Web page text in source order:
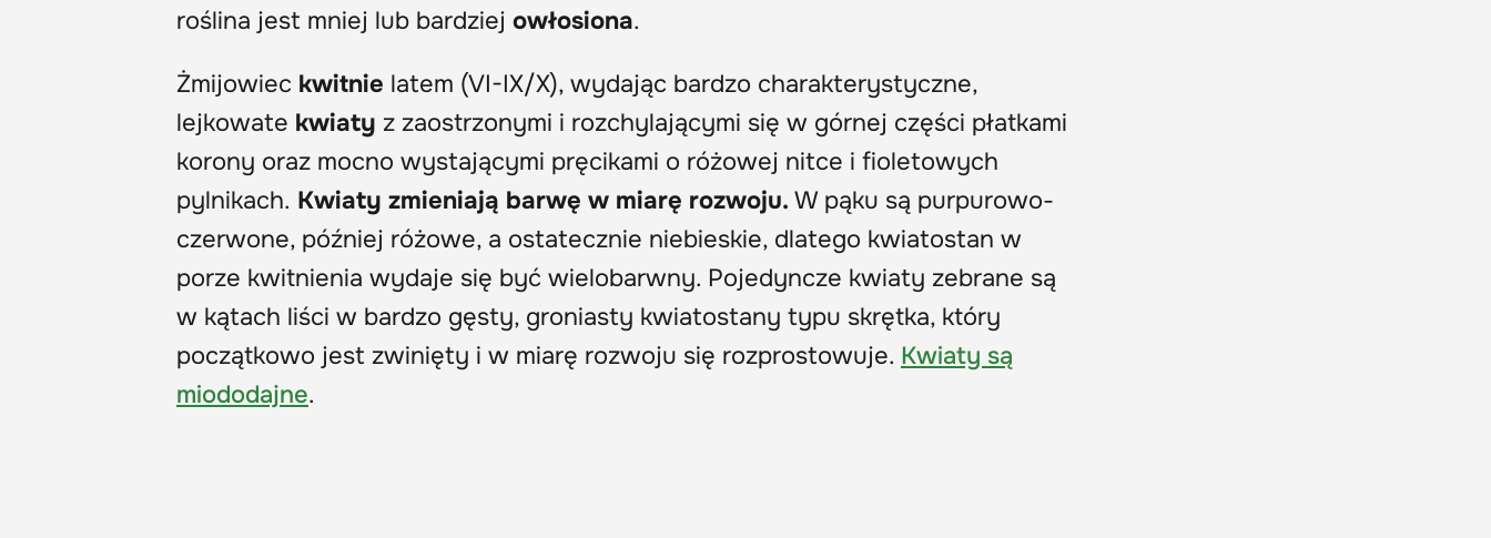
roślina jest mniej lub bardziej owłosiona.
Żmijowiec kwitnie latem (VI-IX/X), wydając bardzo charakterystyczne,
lejkowate kwiaty z zaostrzonymi i rozchylającymi się w górnej części płatkami
korony oraz mocno wystającymi pręcikami o różowej nitce i fioletowych
pylnikach. Kwiaty zmieniają barwę w miarę rozwoju. W pąku są purpurowo-
czerwone, później różowe, a ostatecznie niebieskie, dlatego kwiatostan w
porze kwitnienia wydaje się być wielobarwny. Pojedyncze kwiaty zebrane są
w kątach liści w bardzo gęsty, groniasty kwiatostany typu skrętka, który
początkowo jest zwinięty i w miarę rozwoju się rozprostowuje. Kwiaty są
miododajne.